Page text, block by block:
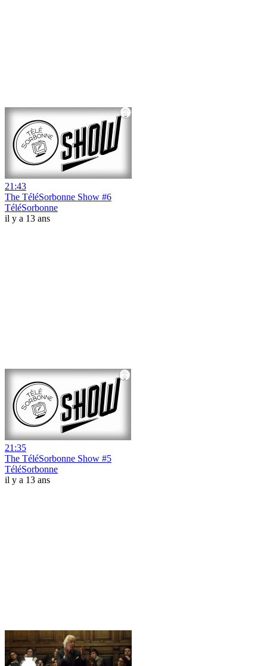
21:43
The TéléSorbonne Show #6
TéléSorbonne
il y a 13 ans
21:35
The TéléSorbonne Show #5
TéléSorbonne
il y a 13 ans